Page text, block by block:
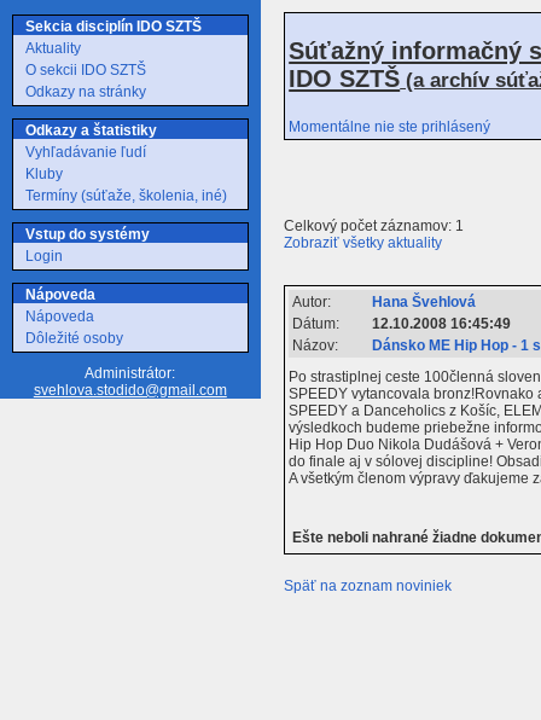
Sekcia disciplín IDO SZTŠ
Aktuality
O sekcii IDO SZTŠ
Odkazy na stránky
Odkazy a štatistiky
Vyhľadávanie ľudí
Kluby
Termíny (súťaže, školenia, iné)
Vstup do systémy
Login
Nápoveda
Nápoveda
Dôležité osoby
Administrátor:
svehlova.stodido@gmail.com
Súťažný informačný
IDO SZTŠ (a archív
Momentálne nie ste prihlásený
Celkový počet záznamov: 1
Zobraziť všetky aktuality
Autor:
Hana Švehlová
Dátum:
12.10.2008 16:45:49
Názov:
Dánsko ME Hip Hop - 1
Po strastiplnej ceste 100členná
SPEEDY vytancovala
SPEEDY a Danceholics z Košíc,
výsledkoch budeme priebežne
Hip Hop Duo Nikola Dudášová +
do finale aj v sólovej discipline!
A všetkým členom výpravy ďakujeme
Ešte neboli nahrané žiadne
Späť na zoznam noviniek